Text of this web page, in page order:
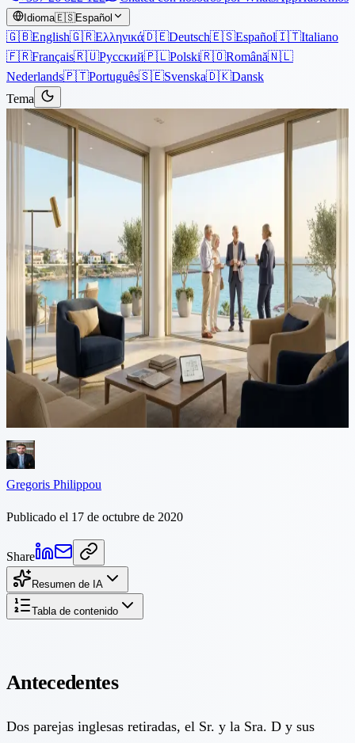
Idioma🇪🇸Español
🇬🇧English🇬🇷Ελληνικά🇩🇪Deutsch🇪🇸Español🇮🇹Italiano
🇫🇷Français🇷🇺Русский🇵🇱Polski🇷🇴Română🇳🇱
Nederlands🇵🇹Português🇸🇪Svenska🇩🇰Dansk
Tema
Artículos›Propiedad
3 min de lectura
Cómo ayudamos a dos parejas
inglesas a obtener sus
escrituras de propiedad en
Chipre después de 10 años
Dos parejas inglesas jubiladas, el Sr. y la Sra. D y sus vecinos el Sr.
y la Sra. P habían comprado villas independientes, parte de un
proyecto más grande, en la costa de Paphos a un pequeño promotor.
En ese momento,...
Gregoris Philippou
Publicado el 17 de octubre de 2020
Share
Resumen de IA
Tabla de contenido
Antecedentes
Dos parejas inglesas retiradas, el Sr. y la Sra. D y sus